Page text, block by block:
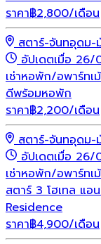
ราคา฿2,800/เดือน
สตาร์-จันทอุดม-
อัปเดตเมื่อ
เช่าหอพัก/อพาร์ทเ
ดีพร้อมหอพัก
ราคา฿2,200/เดือน
สตาร์-จันทอุดม-
อัปเดตเมื่อ
เช่าหอพัก/อพาร์ทเ
สตาร์ 3 โฮเทล แ
Residence
ราคา฿4,900/เดือน